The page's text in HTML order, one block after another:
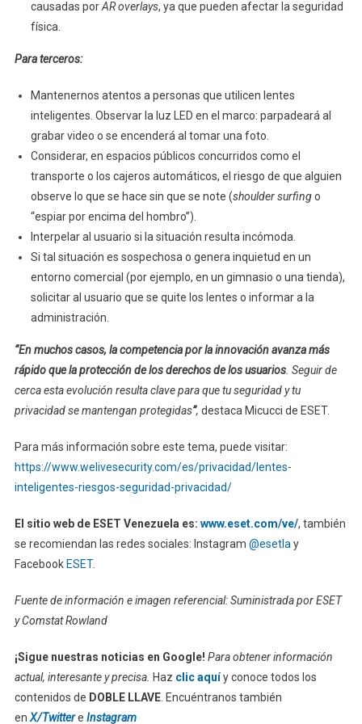
causadas porAR overlays, ya que pueden afectar la seguridad
física.
Para terceros:
Mantenernos atentos a personas que utilicen lentes
inteligentes. Observar la luz LED en el marco: parpadeará al
grabar video o se encenderá al tomar una foto.
Considerar, en espacios públicos concurridos como el
transporte o los cajeros automáticos, el riesgo de que alguien
observe lo que se hace sin que se note (shoulder surfingo
“espiar por encima del hombro”).
Interpelar al usuario si la situación resulta incómoda.
Si tal situación es sospechosa o genera inquietud en un
entorno comercial (por ejemplo, en un gimnasio o una tienda),
solicitar al usuario que se quite los lentes o informar a la
administración.
“En muchos casos, la competencia por la innovación avanza más
rápido que la protección de los derechos de los usuarios. Seguir de
cerca esta evolución resulta clave para que tu seguridad y tu
privacidad se mantengan protegidas”, destaca Micucci de ESET.
Para más información sobre este tema, puede visitar:
https://www.welivesecurity.com/es/privacidad/lentes-
inteligentes-riesgos-seguridad-privacidad/
El sitio web de ESET Venezuela es: www.eset.com/ve/, también
se recomiendan las redes sociales: Instagram @esetla y
Facebook ESET.
Fuente de información e imagen referencial: Suministrada por ESET
y Comstat Rowland
¡Sigue nuestras noticias en Google! Para obtener información
actual, interesante y precisa. Haz clic aquíy conoce todos los
contenidos de DOBLE LLAVE. Encuéntranos también
en X/Twittere Instagram